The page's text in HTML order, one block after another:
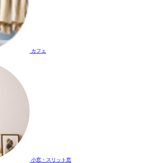
カフェ
小窓・スリット窓